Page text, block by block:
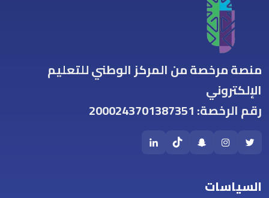
منصة مرخصة من المركز الوطني للتعليم
الإلكتروني
رقم الرخصة: 2000243701387351
السياسات